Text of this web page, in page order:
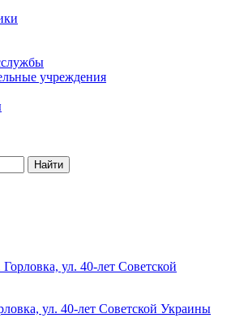
учреждения
Найти
ул. 40-лет Советской